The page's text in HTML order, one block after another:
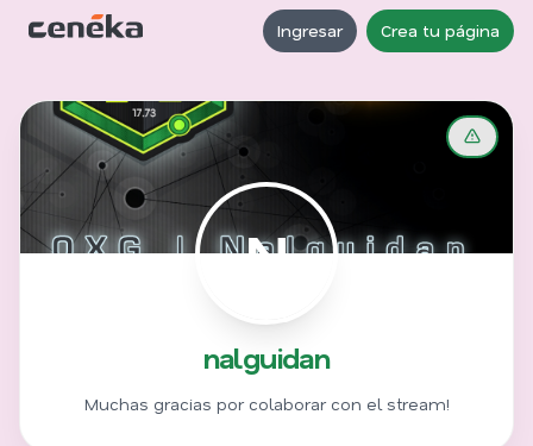
Ingresar Crea tu página
N
nalguidan
Muchas gracias por colaborar con el stream!